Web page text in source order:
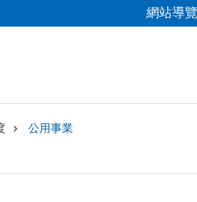
網站導覽
公用事業